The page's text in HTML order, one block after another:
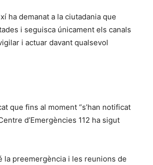
ha demanat a la ciutadania que
i seguisca únicament els canals
i actuar davant qualsevol
que fins al moment “s’han notificat
d’Emergències 112 ha sigut
la preemergència i les reunions de